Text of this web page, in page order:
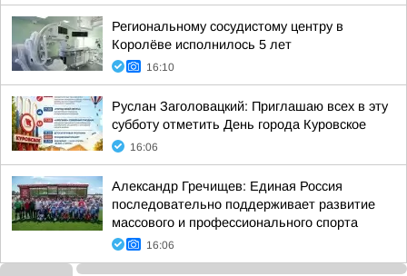
Региональному сосудистому центру в
Королёве исполнилось 5 лет
16:10
Руслан Заголовацкий: Приглашаю всех в эту
субботу отметить День города Куровское
16:06
Александр Гречищев: Единая Россия
последовательно поддерживает развитие
массового и профессионального спорта
16:06